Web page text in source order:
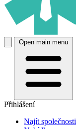
Open main menu
Přihlášení
Najít společnosti